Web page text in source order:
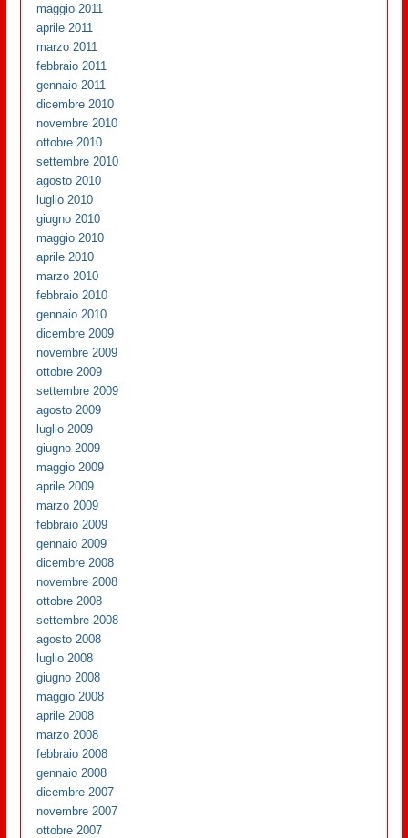
maggio 2011
aprile 2011
marzo 2011
febbraio 2011
gennaio 2011
dicembre 2010
novembre 2010
ottobre 2010
settembre 2010
agosto 2010
luglio 2010
giugno 2010
maggio 2010
aprile 2010
marzo 2010
febbraio 2010
gennaio 2010
dicembre 2009
novembre 2009
ottobre 2009
settembre 2009
agosto 2009
luglio 2009
giugno 2009
maggio 2009
aprile 2009
marzo 2009
febbraio 2009
gennaio 2009
dicembre 2008
novembre 2008
ottobre 2008
settembre 2008
agosto 2008
luglio 2008
giugno 2008
maggio 2008
aprile 2008
marzo 2008
febbraio 2008
gennaio 2008
dicembre 2007
novembre 2007
ottobre 2007